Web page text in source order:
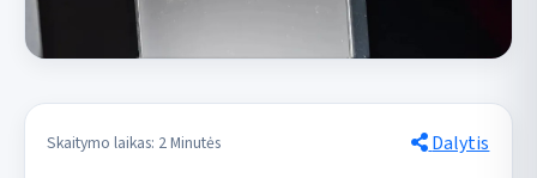
Skaitymo laikas: 2 Minutės Dalytis